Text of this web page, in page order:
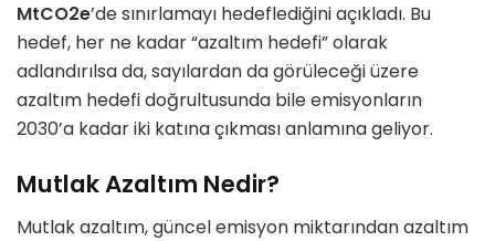
MtCO2e’de sınırlamayı hedeflediğini açıkladı. Bu
hedef, her ne kadar “azaltım hedefi” olarak
adlandırılsa da, sayılardan da görüleceği üzere
azaltım hedefi doğrultusunda bile emisyonların
2030’a kadar iki katına çıkması anlamına geliyor.
Mutlak Azaltım Nedir?
Mutlak azaltım, güncel emisyon miktarından azaltım